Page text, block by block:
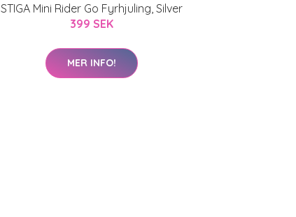
STIGA Mini Rider Go Fyrhjuling, Silver
399 SEK
MER INFO!